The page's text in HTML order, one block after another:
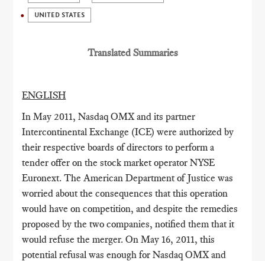
UNITED STATES
Translated Summaries
ENGLISH
In May 2011, Nasdaq OMX and its partner
Intercontinental Exchange (ICE) were authorized by
their respective boards of directors to perform a
tender offer on the stock market operator NYSE
Euronext. The American Department of Justice was
worried about the consequences that this operation
would have on competition, and despite the remedies
proposed by the two companies, notified them that it
would refuse the merger. On May 16, 2011, this
potential refusal was enough for Nasdaq OMX and